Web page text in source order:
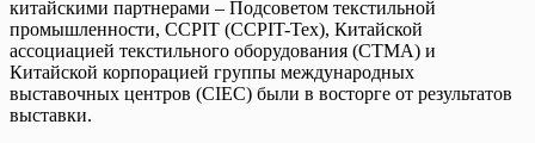
китайскими партнерами – Подсоветом текстильной
промышленности, CCPIT (CCPIT-Tex), Китайской
ассоциацией текстильного оборудования (CTMA) и
Китайской корпорацией группы международных
выставочных центров (CIEC) были в восторге от результатов
выставки.